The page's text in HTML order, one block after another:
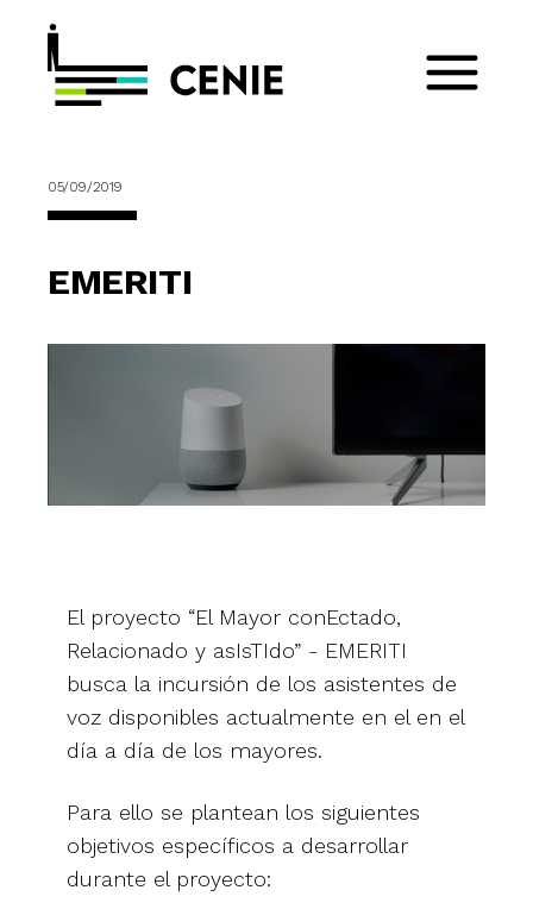
05/09/2019
EMERITI
El proyecto “El Mayor conEctado,
Relacionado y asIsTIdo” - EMERITI
busca la incursión de los asistentes de
voz disponibles actualmente en el en el
día a día de los mayores.
Para ello se plantean los siguientes
objetivos específicos a desarrollar
durante el proyecto: